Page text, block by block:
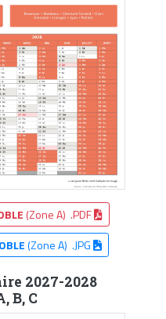
(Zone A) .PDF
(Zone A) .JPG
2027-2028
B, C